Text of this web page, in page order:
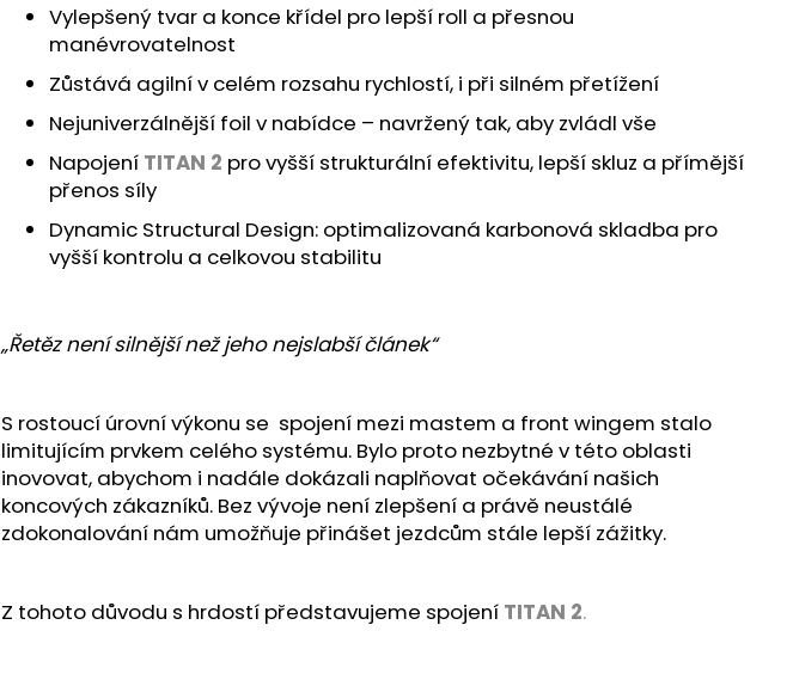
Vylepšený tvar a konce křídel pro lepší roll a přesnou
manévrovatelnost
Zůstává agilní v celém rozsahu rychlostí, i při silném přetížení
Nejuniverzálnější foil v nabídce – navržený tak, aby zvládl vše
Napojení TITAN 2 pro vyšší strukturální efektivitu, lepší skluz a přímější
přenos síly
Dynamic Structural Design: optimalizovaná karbonová skladba pro
vyšší kontrolu a celkovou stabilitu
„Řetěz není silnější než jeho nejslabší článek“
S rostoucí úrovní výkonu se spojení mezi mastem a front wingem stalo
limitujícím prvkem celého systému. Bylo proto nezbytné v této oblasti
inovovat, abychom i nadále dokázali naplňovat očekávání našich
koncových zákazníků. Bez vývoje není zlepšení a právě neustálé
zdokonalování nám umožňuje přinášet jezdcům stále lepší zážitky.
Z tohoto důvodu s hrdostí představujeme spojení TITAN 2.